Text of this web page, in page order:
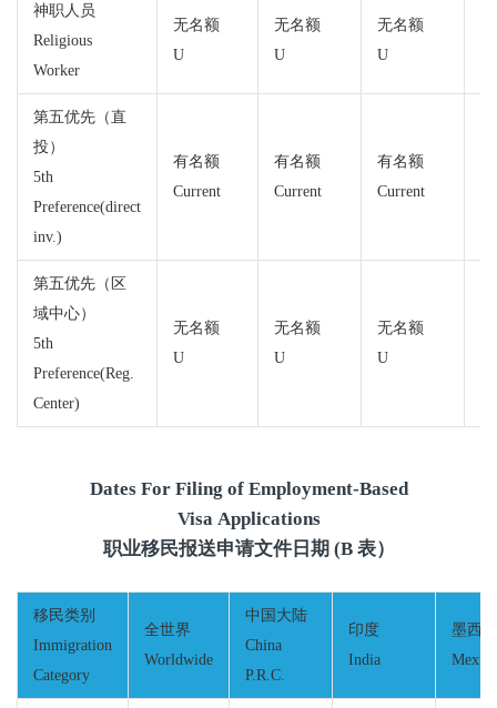
神职人员
Religious
Worker
无名额
U
无名额
U
无名额
U
第五优先（直
投）
5th
Preference(direct
inv.)
有名额
Current
有名额
Current
有名额
Current
第五优先（区
域中心）
5th
Preference(Reg.
Center)
无名额
U
无名额
U
无名额
U
Dates For Filing of Employment-Based
Visa Applications
职业移民报送申请文件日期 (B 表）
移民类别
Immigration
Category
全世界
Worldwide
中国大陆
China
P.R.C.
印度
India
墨西哥
Mexico